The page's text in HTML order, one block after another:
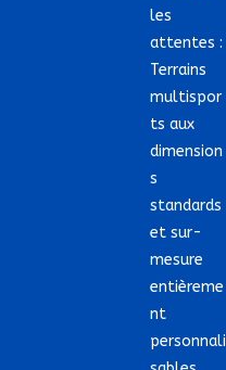
les
attentes :
Terrains
multispor
ts aux
dimension
s
standards
et sur-
mesure
entièreme
nt
personnali